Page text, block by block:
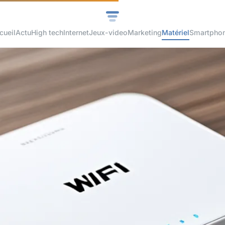
ActuHigh techInternetJeux-videoMarketingMatériel